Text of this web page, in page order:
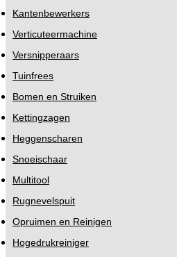
Kantenbewerkers
Verticuteermachine
Versnipperaars
Tuinfrees
Bomen en Struiken
Kettingzagen
Heggenscharen
Snoeischaar
Multitool
Rugnevelspuit
Opruimen en Reinigen
Hogedrukreiniger